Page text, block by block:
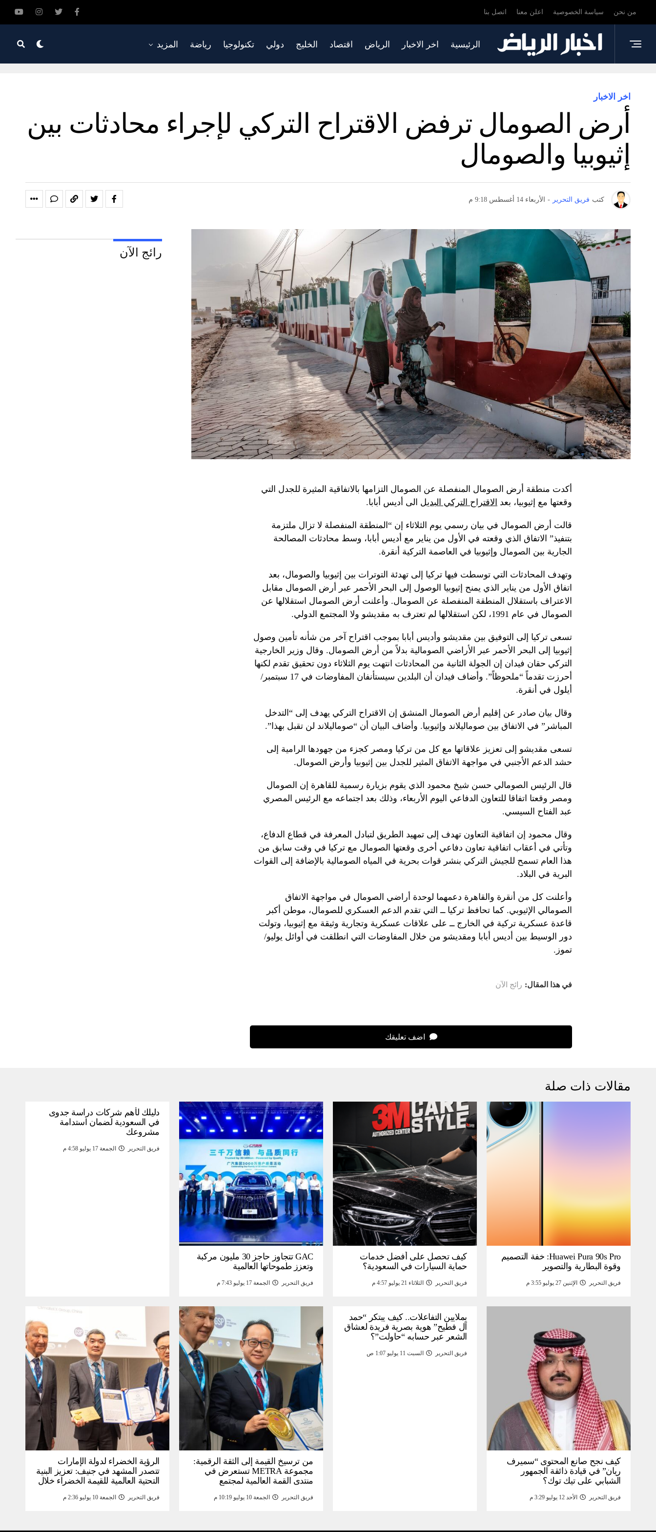
من نحن سياسة الخصوصية اعلن معنا اتصل بنا
الرئيسية اخر الاخبار الرياض اقتصاد الخليج دولي تكنولوجيا رياضة المزيد
اخر الاخبار
أرض الصومال ترفض الاقتراح التركي لإجراء محادثات بين
إثيوبيا والصومال
كتب فريق التحرير - الأربعاء 14 أغسطس 9:18 م
أكدت منطقة أرض الصومال المنفصلة عن الصومال التزامها بالاتفاقية المثيرة للجدل التي
وقعتها مع إثيوبيا، بعد الاقتراح التركي البديل الى أديس أبابا.
قالت أرض الصومال في بيان رسمي يوم الثلاثاء إن “المنطقة المنفصلة لا تزال ملتزمة
بتنفيذ” الاتفاق الذي وقعته في الأول من يناير مع أديس أبابا، وسط محادثات المصالحة
الجارية بين الصومال وإثيوبيا في العاصمة التركية أنقرة.
وتهدف المحادثات التي توسطت فيها تركيا إلى تهدئة التوترات بين إثيوبيا والصومال، بعد
اتفاق الأول من يناير الذي يمنح إثيوبيا الوصول إلى البحر الأحمر عبر أرض الصومال مقابل
الاعتراف باستقلال المنطقة المنفصلة عن الصومال. وأعلنت أرض الصومال استقلالها عن
الصومال في عام 1991، لكن استقلالها لم تعترف به مقديشو ولا المجتمع الدولي.
تسعى تركيا إلى التوفيق بين مقديشو وأديس أبابا بموجب اقتراح آخر من شأنه تأمين وصول
إثيوبيا إلى البحر الأحمر عبر الأراضي الصومالية بدلاً من أرض الصومال. وقال وزير الخارجية
التركي حقان فيدان إن الجولة الثانية من المحادثات انتهت يوم الثلاثاء دون تحقيق تقدم لكنها
أحرزت تقدماً “ملحوظاً”. وأضاف فيدان أن البلدين سيستأنفان المفاوضات في 17 سبتمبر/
أيلول في أنقرة.
وقال بيان صادر عن إقليم أرض الصومال المنشق إن الاقتراح التركي يهدف إلى “التدخل
المباشر” في الاتفاق بين صوماليلاند وإثيوبيا. وأضاف البيان أن “صوماليلاند لن تقبل بهذا”.
تسعى مقديشو إلى تعزيز علاقاتها مع كل من تركيا ومصر كجزء من جهودها الرامية إلى
حشد الدعم الأجنبي في مواجهة الاتفاق المثير للجدل بين إثيوبيا وأرض الصومال.
قال الرئيس الصومالي حسن شيخ محمود الذي يقوم بزيارة رسمية للقاهرة إن الصومال
ومصر وقعتا اتفاقا للتعاون الدفاعي اليوم الأربعاء، وذلك بعد اجتماعه مع الرئيس المصري
عبد الفتاح السيسي.
وقال محمود إن اتفاقية التعاون تهدف إلى تمهيد الطريق لتبادل المعرفة في قطاع الدفاع،
وتأتي في أعقاب اتفاقية تعاون دفاعي أخرى وقعتها الصومال مع تركيا في وقت سابق من
هذا العام تسمح للجيش التركي بنشر قوات بحرية في المياه الصومالية بالإضافة إلى القوات
البرية في البلاد.
وأعلنت كل من أنقرة والقاهرة دعمهما لوحدة أراضي الصومال في مواجهة الاتفاق
الصومالي الإثيوبي. كما تحافظ تركيا ــ التي تقدم الدعم العسكري للصومال، موطن أكبر
قاعدة عسكرية تركية في الخارج ــ على علاقات عسكرية وتجارية وثيقة مع إثيوبيا، وتولت
دور الوسيط بين أديس أبابا ومقديشو من خلال المفاوضات التي انطلقت في أوائل يوليو/
تموز.
في هذا المقال: رائج الآن
اضف تعليقك
رائج الآن
مقالات ذات صلة
Huawei Pura 90s Pro: خفة التصميم
وقوة البطارية والتصوير
فريق التحرير الإثنين 27 يوليو 3:55 م
كيف تحصل على أفضل خدمات
حماية السيارات في السعودية؟
فريق التحرير الثلاثاء 21 يوليو 4:57 م
GAC تتجاوز حاجز 30 مليون مركبة
وتعزز طموحاتها العالمية
فريق التحرير الجمعة 17 يوليو 7:43 م
دليلك لأهم شركات دراسة جدوى
في السعودية لضمان استدامة
مشروعك
فريق التحرير الجمعة 17 يوليو 4:58 م
كيف نجح صانع المحتوى “سميرف
ريان” في قيادة ذائقة الجمهور
الشبابي على تيك توك؟
فريق التحرير الأحد 12 يوليو 3:29 م
بملايين التفاعلات.. كيف يبتكر “حمد
آل فطيح” هوية بصرية فريدة لعشاق
الشعر عبر حسابه “حاولت”؟
فريق التحرير السبت 11 يوليو 1:07 ص
من ترسيخ القيمة إلى الثقة الرقمية:
مجموعة METRA تستعرض في
منتدى القمة العالمية لمجتمع
تحتية للأصول الرقمية المدعومة
فريق التحرير الجمعة 10 يوليو 10:19 م
الرؤية الخضراء لدولة الإمارات
تتصدر المشهد في جنيف: تعزيز البنية
التحتية العالمية للقيمة الخضراء خلال
المعلومات WSIS 2026 وقمة “الذكاء
فريق التحرير الجمعة 10 يوليو 2:36 م